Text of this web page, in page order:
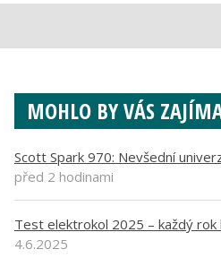
MOHLO BY VÁS
Scott Spark 970: Nevšední
před 2 hodinami
Test elektrokol 2025 – každý rok
4.6.2025